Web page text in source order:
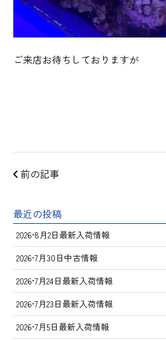
ご来店お待ちしておりますが
前の記事
最近の投稿
2026•8月2日最新入荷情報
2026•7月30日中古情報
2026•7月24日最新入荷情報
2026•7月23日最新入荷情報
2026•7月5日最新入荷情報